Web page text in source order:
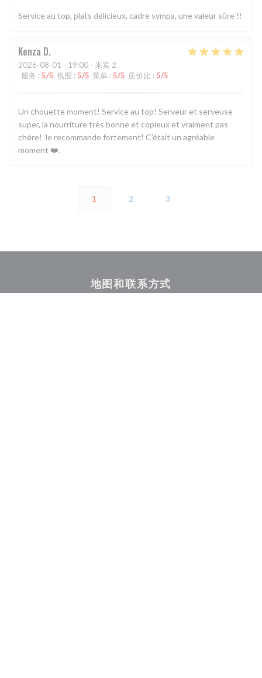
Service au top, plats délicieux, cadre sympa, une valeur sûre !!
Kenza D
2026-08-01 - 19:00 - 来宾 2
服务 : 5/5 氛围 : 5/5 菜单 : 5/5 质价比 : 5/5
Un chouette moment! Service au top! Serveur et serveuse
super, la nourriture très bonne et copieux et vraiment pas
chère! Je recommande fortement! C’était un agréable
moment ❤️.
1 2 3
地图和联系方式